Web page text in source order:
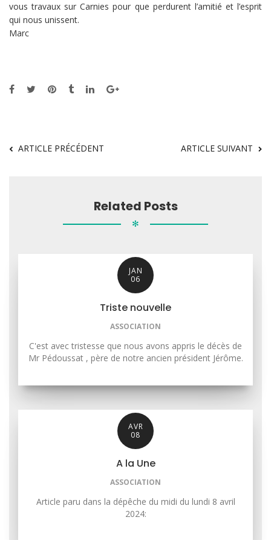
vous travaux sur Carnies pour que perdurent l’amitié et l’esprit
qui nous unissent.
Marc
ARTICLE PRÉCÉDENT ARTICLE SUIVANT
Related Posts
✻
JAN
06
Triste nouvelle
ASSOCIATION
C'est avec tristesse que nous avons appris le décès de
Mr Pédoussat , père de notre ancien président Jérôme.
AVR
08
A la Une
ASSOCIATION
Article paru dans la dépêche du midi du lundi 8 avril
2024: